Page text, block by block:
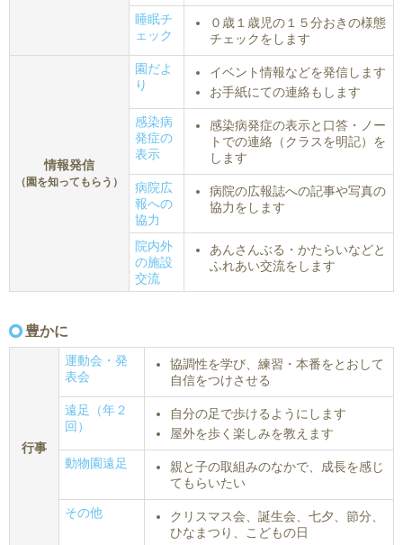
睡眠チ
ェック
０歳１歳児の１５分おきの様態
チェックをします
情報発信
（園を知ってもらう）
園だよ
り
イベント情報などを発信します
お手紙にての連絡もします
感染病
発症の
表示
感染病発症の表示と口答・ノー
トでの連絡（クラスを明記）を
します
病院広
報への
協力
病院の広報誌への記事や写真の
協力をします
院内外
の施設
交流
あんさんぶる・かたらいなどと
ふれあい交流をします
豊かに
行事
運動会・発
表会
協調性を学び、練習・本番をとおして
自信をつけさせる
遠足（年２
回）
自分の足で歩けるようにします
屋外を歩く楽しみを教えます
動物園遠足
親と子の取組みのなかで、成長を感じ
てもらいたい
その他
クリスマス会、誕生会、七夕、節分、
ひなまつり、こどもの日